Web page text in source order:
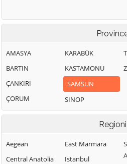
AMASYA
BARTIN
ÇANKIRI
ÇORUM
KARABÜK
KASTAMONU
SAMSUN
SINOP
Regioni
Aegean
Central Anatolia
East Marmara
Istanbul